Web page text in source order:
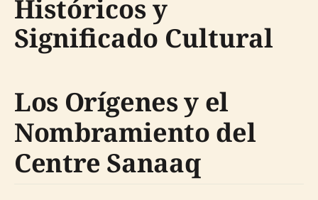
Históricos y
Significado Cultural
Los Orígenes y el
Nombramiento del
Centre Sanaaq